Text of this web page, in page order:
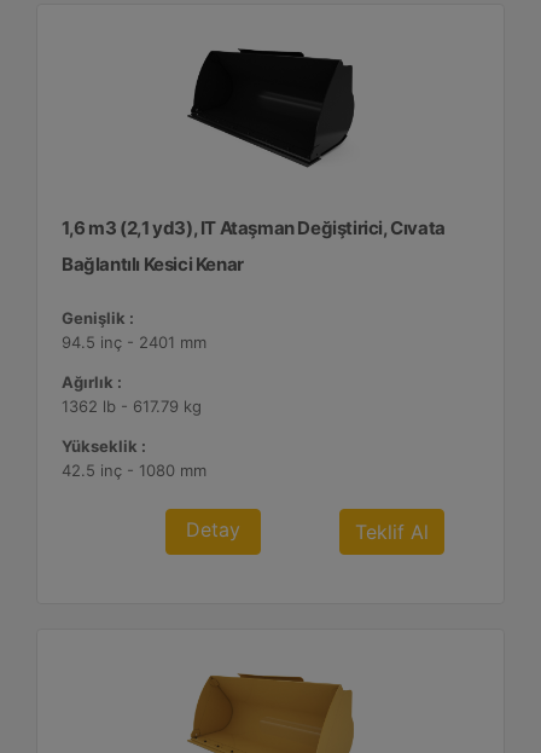
1,6 m3 (2,1 yd3), IT Ataşman Değiştirici, Cıvata
Bağlantılı Kesici Kenar
Genişlik :
94.5 inç - 2401 mm
Ağırlık :
1362 lb - 617.79 kg
Yükseklik :
42.5 inç - 1080 mm
Detay Teklif Al